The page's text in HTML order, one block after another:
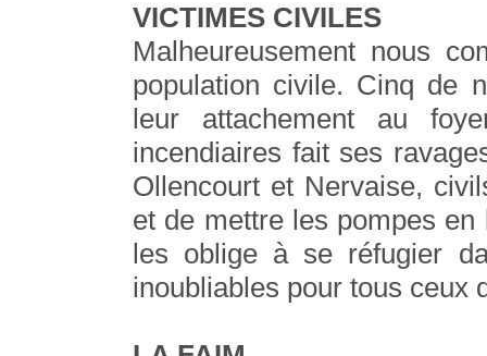
VICTIMES CIVILES
Malheureusement nous
population civile. Cinq de
leur attachement au
incendiaires fait ses
Ollencourt et Nervaise,
et de mettre les pompes
les oblige à se réfugier
inoubliables pour tous ceux